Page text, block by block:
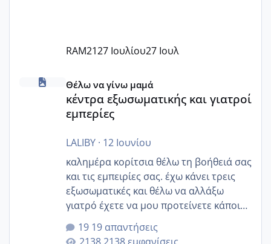
RAM2127 Ιουλίου27 Ιουλ
κέντρα εξωσωματικής και γιατροί εμπερίες
Θέλω να γίνω μαμά
κέντρα εξωσωματικής και γιατροί
εμπερίες
LALIBY· 12 Ιουνίου
καλημέρα κορίτσια θέλω τη βοήθειά σας
και τις εμπειρίες σας. έχω κάνει τρεις
εξωσωματικές και θέλω να αλλάξω
γιατρό έχετε να μου προτείνετε κάποιον
που μείνατε ευχαριστημένες και είχατε
επιιτυχία? έκανα στο υγεία με τον
19 απαντήσεις